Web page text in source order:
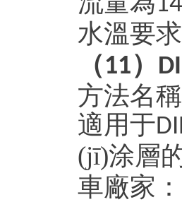
水溫要求
（11）
方法名
適用于
(jī)涂層
車廠家